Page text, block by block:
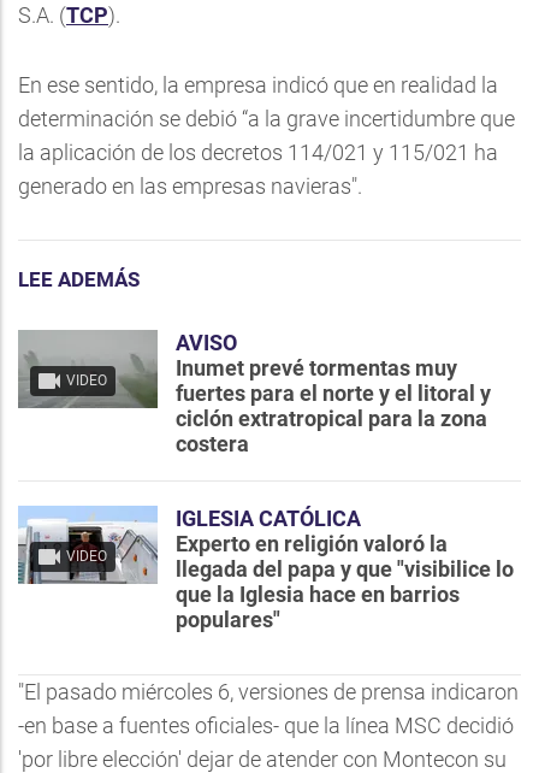
S.A. (TCP).
En ese sentido, la empresa indicó que en realidad la
determinación se debió “a la grave incertidumbre que
la aplicación de los decretos 114/021 y 115/021 ha
generado en las empresas navieras".
LEE ADEMÁS
VIDEO
AVISO
Inumet prevé tormentas muy
fuertes para el norte y el litoral y
ciclón extratropical para la zona
costera
VIDEO
IGLESIA CATÓLICA
Experto en religión valoró la
llegada del papa y que "visibilice lo
que la Iglesia hace en barrios
populares"
"El pasado miércoles 6, versiones de prensa indicaron
-en base a fuentes oficiales- que la línea MSC decidió
'por libre elección' dejar de atender con Montecon su